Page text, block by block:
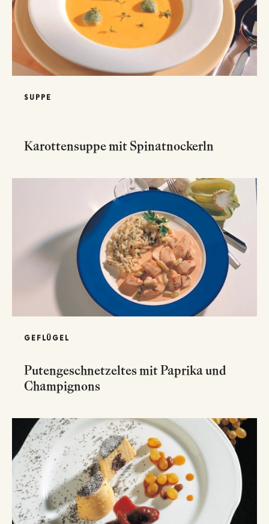
SUPPE
Karottensuppe mit Spinatnockerln
GEFLÜGEL
Putengeschnetzeltes mit Paprika und
Champignons